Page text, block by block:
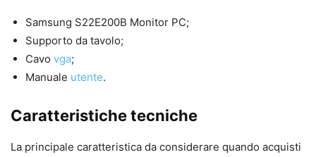
Samsung S22E200B Monitor PC;
Supporto da tavolo;
Cavo vga;
Manuale utente.
Caratteristiche tecniche
La principale caratteristica da considerare quando acquisti